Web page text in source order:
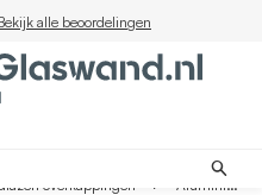
alle beoordelingen
overkappingen Aluminium overkapping antraciet 307cm x 250cm met helder glazen dak